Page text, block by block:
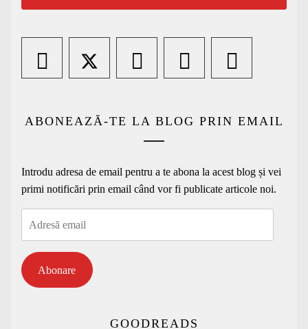
ABONEAZĂ-TE LA BLOG PRIN EMAIL
Introdu adresa de email pentru a te abona la acest blog și vei
primi notificări prin email când vor fi publicate articole noi.
Abonare
GOODREADS